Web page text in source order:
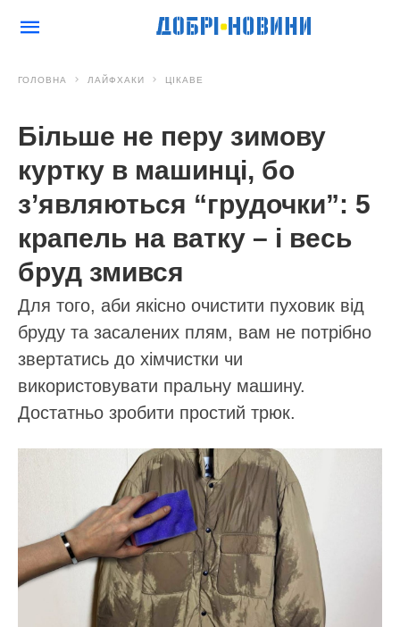
ГОЛОВНА ЛАЙФХАКИ ЦІКАВЕ
Більше не перу зимову
куртку в машинці, бо
з’являються “грудочки”: 5
крапель на ватку – і весь
бруд змився
Для того, аби якісно очистити пуховик від
бруду та засалених плям, вам не потрібно
звертатись до хімчистки чи
використовувати пральну машину.
Достатньо зробити простий трюк.